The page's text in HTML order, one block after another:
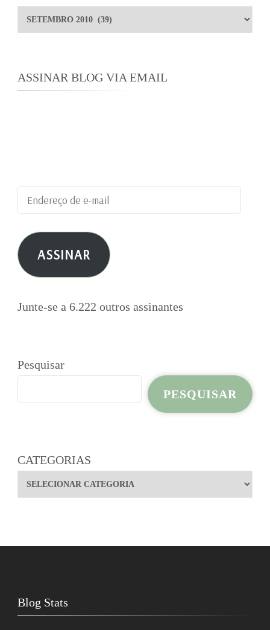
Arquivos
ASSINAR BLOG VIA EMAIL
Endereço
de
e-
mail ASSINAR
Junte-se a 6.222 outros assinantes
Pesquisar
PESQUISAR
CATEGORIAS
Blog Stats